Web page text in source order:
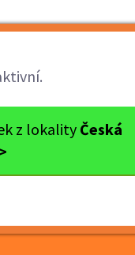
z lokality Česká